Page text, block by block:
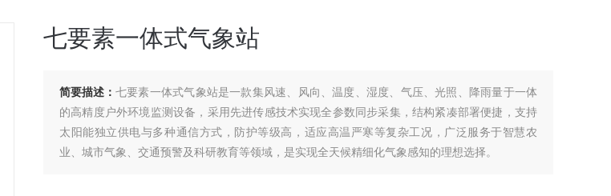
七要素一体式气象站
简要描述： 七要素一体式气象站是一款集风速、风向、温度、湿度、气压、光照、降雨量于一体
的高精度户外环境监测设备，采用先进传感技术实现全参数同步采集，结构紧凑部署便捷，支持
太阳能独立供电与多种通信方式，防护等级高，适应高温严寒等复杂工况，广泛服务于智慧农
业、城市气象、交通预警及科研教育等领域，是实现全天候精细化气象感知的理想选择。